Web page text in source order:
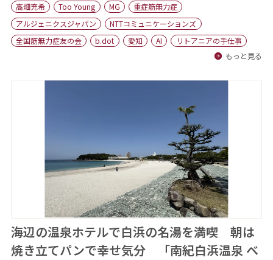
出版物
会社概要
高畑充希 Too Young MG
重症筋無力症
アルジェニクスジャパン
NTTコミュニケーションズ
全国筋無力症友の会
b.dot 愛知 AI
リトアニアの手仕事
もっと見る
海辺の温泉ホテルで白浜の名湯を満喫 朝は
焼き立てパンで幸せ気分 「南紀白浜温泉 ベ